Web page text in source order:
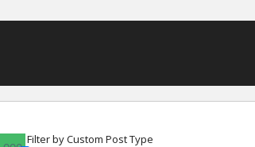
Filter by Custom Post Type